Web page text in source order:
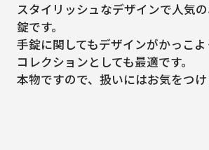
スタイリッシュなデザインで人気
錠です。
手錠に関してもデザインがかっこ
コレクションとしても最適です。
本物ですので、扱いにはお気をつけ